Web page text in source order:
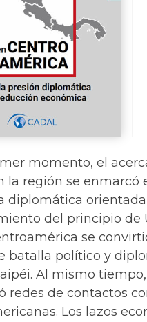
momento, el
la región se enmarcó
diplomática orientada
del principio de
se
batalla político y
Al mismo
redes de contactos
Los lazos